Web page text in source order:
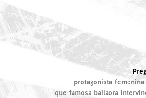
protagonista
que famosa bailaora